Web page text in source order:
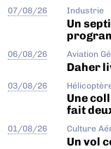
07/08/26 Industrie
Un
06/08/26 Aviation
Daher
03/08/26
Une
fait
01/08/26 Culture
Un vol